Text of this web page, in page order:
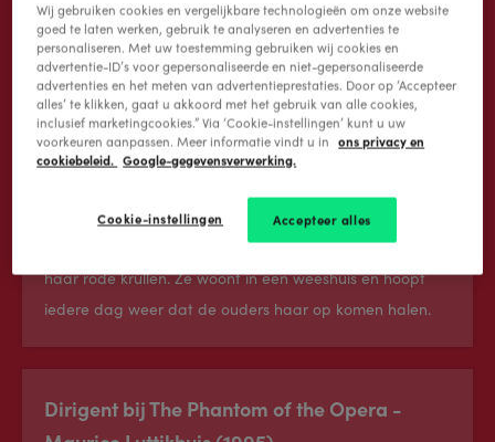
Annie gaat over een 11-jarig meisje, herkenbaar aan
haar rode krullen. Ze woont in een weeshuis en hoopt
iedere dag weer dat de ouders haar op komen halen.
Dirigent bij The Phantom of the Opera -
Wij gebruiken cookies en vergelijkbare technologieën om onze website
goed te laten werken, gebruik te analyseren en advertenties te
personaliseren. Met uw toestemming gebruiken wij cookies en
advertentie-ID’s voor gepersonaliseerde en niet-gepersonaliseerde
advertenties en het meten van advertentieprestaties. Door op ‘Accepteer
alles’ te klikken, gaat u akkoord met het gebruik van alle cookies,
inclusief marketingcookies.” Via ‘Cookie-instellingen’ kunt u uw
voorkeuren aanpassen. Meer informatie vindt u in
ons privacy en
cookiebeleid. Google-gegevensverwerking.
Accepteer alles
Cookie-instellingen